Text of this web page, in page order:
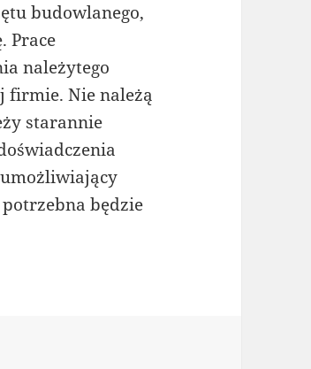
budowlanego,
Prace
należytego
firmie. Nie należą
starannie
będzie